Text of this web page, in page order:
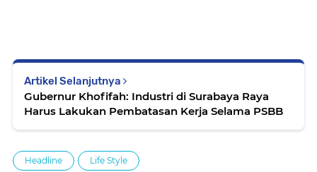
Artikel Selanjutnya
Gubernur Khofifah: Industri di Surabaya Raya
Harus Lakukan Pembatasan Kerja Selama PSBB
Headline Life Style